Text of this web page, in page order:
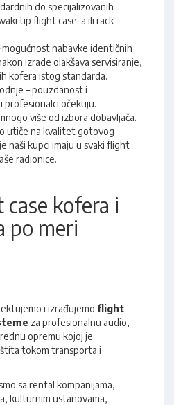
do specijalizovanih
tip flight case-a ili rack
nabavke identičnih
izrade olakšava servisiranje,
kofera istog standarda.
– pouzdanost i
očekuju.
više od izbora dobavljača.
utiče na kvalitet gotovog
naši kupci imaju u svaki flight
radionice.
kofera i
po meri
i izrađujemo flight
za profesionalnu audio,
opremu kojoj je
tokom transporta i
sa rental kompanijama,
kulturnim ustanovama,